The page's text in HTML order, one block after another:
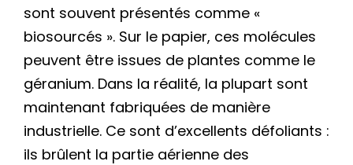
sont souvent présentés comme «
biosourcés ». Sur le papier, ces molécules
peuvent être issues de plantes comme le
géranium. Dans la réalité, la plupart sont
maintenant fabriquées de manière
industrielle. Ce sont d’excellents défoliants :
ils brûlent la partie aérienne des